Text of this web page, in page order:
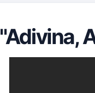
"Adivina,